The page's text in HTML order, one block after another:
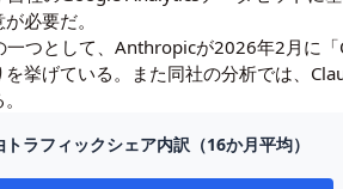
必要だ。
つとして、Anthropicが2026年2月に
挙げている。また同社の分析では、
ラフィックシェア内訳（16か月平均）